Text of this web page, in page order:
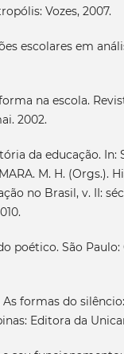
Vozes, 2007.
escolares em
forma na escola.
2002.
da educação. In:
M. H. (Orgs.).
no Brasil, v. II:
poético. São
As formas do
Editora da